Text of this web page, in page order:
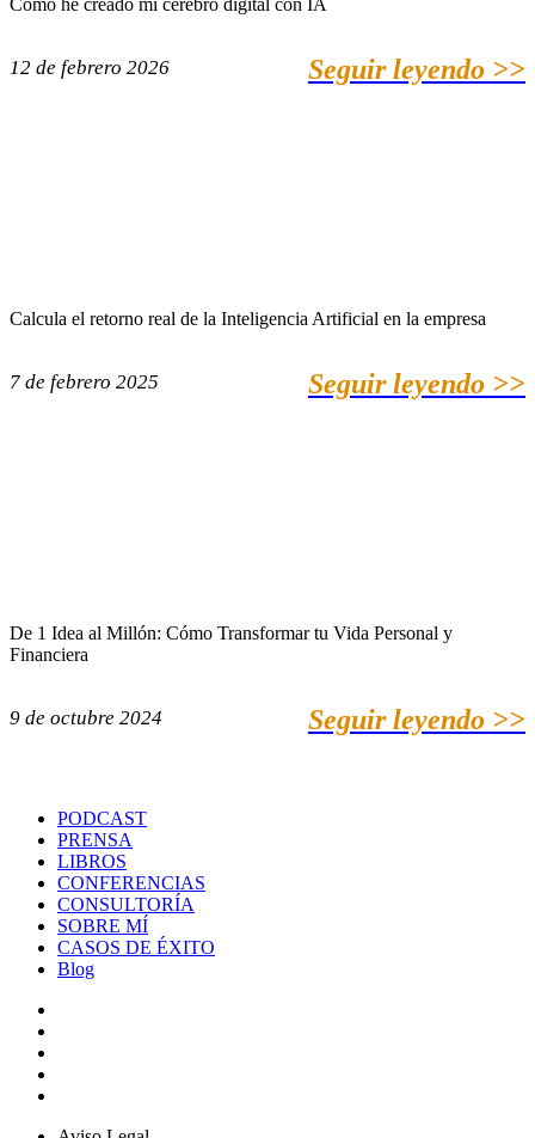
12 de febrero 2026 Seguir leyendo >>
Calcula el retorno real de la Inteligencia Artificial en la empresa
7 de febrero 2025 Seguir leyendo >>
De 1 Idea al Millón: Cómo Transformar tu Vida Personal y
Financiera
9 de octubre 2024 Seguir leyendo >>
PODCAST
PRENSA
LIBROS
CONFERENCIAS
CONSULTORÍA
SOBRE MÍ
CASOS DE ÉXITO
Blog